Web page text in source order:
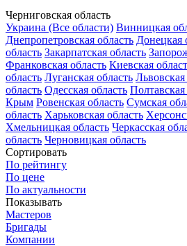
Черниговская область
Украина (Все области) Винницкая
Днепропетровская область Донецкая
область Закарпатская область
Франковская область Киевская
область Луганская область Львовская
область Одесская область Полтавская
Крым Ровенская область Сумская
область Харьковская область
Хмельницкая область Черкасская
область Черновицкая область
Сортировать
По рейтингу
По цене
По актуальности
Показывать
Мастеров
Бригады
Компании